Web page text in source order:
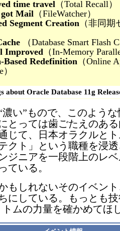
time travel （Total Recall）
Mail （FileWatcher）
Segment Creation （非同
（Database Smart Flash
Improved （In-Memory
Based Redefinition （Online
about Oracle Database 11g
い”もので、このよう
とっては歯ごたえのあ
じて、日本オラクルと
クト」という職種を浸
ジニアを一段階上のレ
ている。
もしれないそのイベン
にしている。もっとも
トムの力量を確かめてほ